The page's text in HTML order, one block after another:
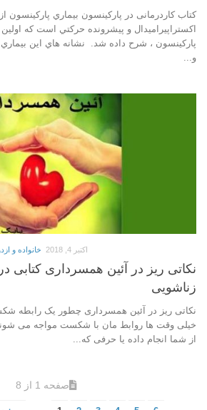
کتاب کاردرمانی در پارکینسون بيماري پاركينسون
اكستراپيراميدال و پيشرونده حركتي است كه
و...
خانواده و اکتبر 4, 2018
نکاتی ریز در آئین ھمسرداری کتابی
زناشویی
نکاتی ریز در آئین ھمسرداری چطور یک رابطه
خیلی وقت ھا روابط مان با شکست مواجه می
از شما انجام داده یا حرفی که...
صفحه 1 از 8